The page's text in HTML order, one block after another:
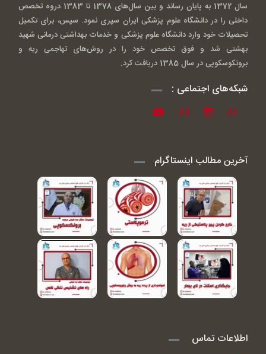
سال 1372 به پایان رساند و بین سال‌های 1378 تا 1383 دروه تخصص
داخلی را در دانشگاه علوم پزشکی ایران سپری نمود. سپس، برای تکمیل
تحصیلات خود وارد دانشگاه علوم پزشکی و خدمات بهداشتی درمانی شهید
بهشتی شد و فوق تخصص خود را در روش‌های تهاجمی ریه و
برونکوسکوپی در سال 1385 دریافت کرد.
شبکه‌های اجتماعی :
آخرین مطالب اینستاگرام
اطلاعات تماس